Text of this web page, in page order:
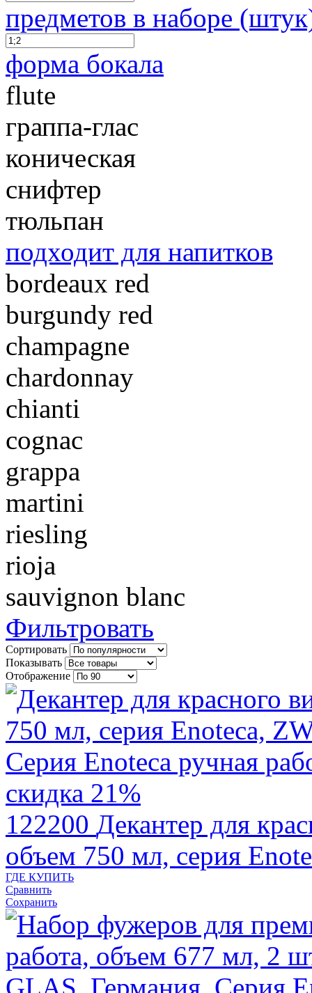
предметов в наборе
форма бокала
flute
граппа-глас
коническая
снифтер
тюльпан
подходит для напитков
bordeaux red
burgundy red
champagne
chardonnay
chianti
cognac
grappa
martini
riesling
rioja
sauvignon blanc
Фильтровать
Сортировать
Показывать
Отображение
скидка 21%
122200 Декантер для
объем 750 мл, серия
ГДЕ КУПИТЬ
Сравнить
Сохранить